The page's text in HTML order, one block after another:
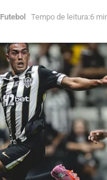
Futebol Tempo de leitura:6